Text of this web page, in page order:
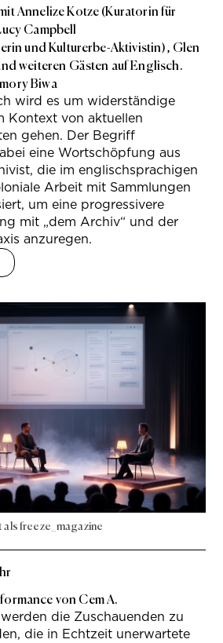
Annelize Kotze (Kuratorin für
Campbell
und Kulturerbe-Aktivistin), Glen
weiteren Gästen auf Englisch.
Biwa
wird es um widerständige
Kontext von aktuellen
gehen. Der Begriff
eine Wortschöpfung aus
die im englischsprachigen
Arbeit mit Sammlungen
um eine progressivere
mit „dem Archiv“ und der
anzuregen.
freeze_magazine
von Cem A.
die Zuschauenden zu
die in Echtzeit unerwartete